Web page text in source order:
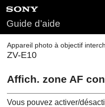
Guide d’aide
Appareil photo à objectif
ZV-E10
Affich. zone AF
Vous pouvez activer/